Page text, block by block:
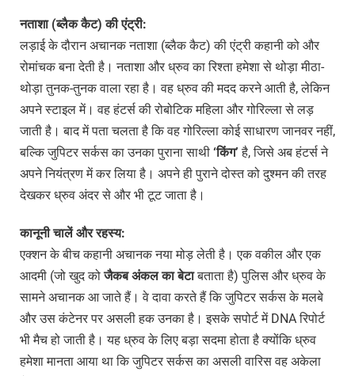
नताशा (ब्लैक कैट) की एंट्री:
लड़ाई के दौरान अचानक नताशा (ब्लैक कैट) की एंट्री कहानी को और
रोमांचक बना देती है। नताशा और ध्रुव का रिश्ता हमेशा से थोड़ा मीठा-
थोड़ा तुनक-तुनक वाला रहा है। वह ध्रुव की मदद करने आती है, लेकिन
अपने स्टाइल में। वह हंटर्स की रोबोटिक महिला और गोरिल्ला से लड़
जाती है। बाद में पता चलता है कि वह गोरिल्ला कोई साधारण जानवर नहीं,
बल्कि जुपिटर सर्कस का उनका पुराना साथी ‘किंग’ है, जिसे अब हंटर्स ने
अपने नियंत्रण में कर लिया है। अपने ही पुराने दोस्त को दुश्मन की तरह
देखकर ध्रुव अंदर से और भी टूट जाता है।
कानूनी चालें और रहस्य:
एक्शन के बीच कहानी अचानक नया मोड़ लेती है। एक वकील और एक
आदमी (जो खुद कोजैकब अंकल का बेटाबताता है) पुलिस और ध्रुव के
सामने अचानक आ जाते हैं। वे दावा करते हैं कि जुपिटर सर्कस के मलबे
और उस कंटेनर पर असली हक उनका है। इसके सपोर्ट में DNA रिपोर्ट
भी मैच हो जाती है। यह ध्रुव के लिए बड़ा सदमा होता है क्योंकि ध्रुव
हमेशा मानता आया था कि जुपिटर सर्कस का असली वारिस वह अकेला